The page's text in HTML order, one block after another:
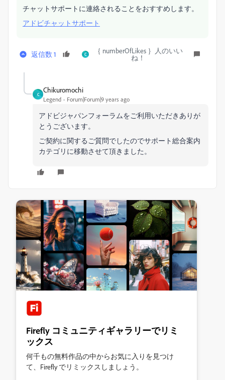
チャットサポートに連絡されることをおすすめします。
アドビチャットサポート
返信数 1 C
｛ numberOfLikes ｝人のいい
ね！
C
Chikuromochi
Legend Forum|Forum|9 years ago
アドビジャパンフォーラムをご利用いただきありが
とうございます。
ご契約に関するご質問でしたのでサポート総合案内
カテゴリに移動させて頂きました。
Firefly コミュニティギャラリーでリミ
ックス
何千もの無料作品の中からお気に入りを見つけ
て、Firefly でリミックスしましょう。